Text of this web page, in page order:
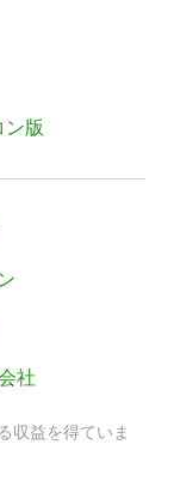
ン版
社
収益を得ていま